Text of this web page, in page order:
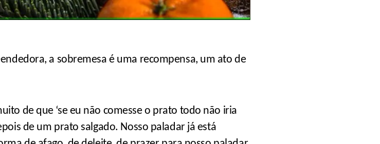
a sobremesa é uma recompensa, um ato de
de que ‘se eu não comesse o prato todo não iria
de um prato salgado. Nosso paladar já está